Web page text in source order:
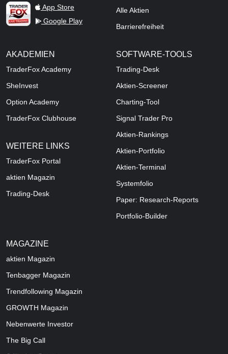
TraderFox Live Trading
App Store
Google Play
Alle Aktien
Barrierefreiheit
AKADEMIEN
TraderFox Academy
SheInvest
Option Academy
TraderFox Clubhouse
WEITERE LINKS
TraderFox Portal
aktien Magazin
Trading-Desk
SOFTWARE-TOOLS
Trading-Desk
Aktien-Screener
Charting-Tool
Signal Trader Pro
Aktien-Rankings
Aktien-Portfolio
Aktien-Terminal
Systemfolio
Paper: Research-Reports
Portfolio-Builder
MAGAZINE
aktien Magazin
Tenbagger Magazin
Trendfollowing Magazin
GROWTH Magazin
Nebenwerte Investor
The Big Call